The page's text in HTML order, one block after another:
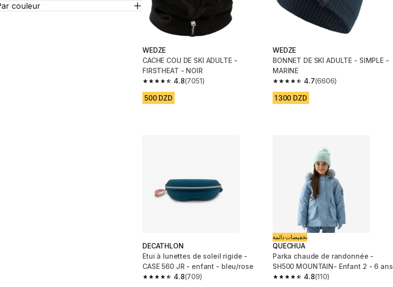
couleur
WEDZE
CACHE COU DE SKI ADULTE -
FIRSTHEAT - NOIR
4.8
4.8 out of 5 stars from 7051 reviews
(7051)
500 DZD
WEDZE
BONNET DE SKI ADULTE - SIMPLE -
MARINE
4.7
4.7 out of 5 stars from 6606 reviews
(6606)
1 300 DZD
DECATHLON
Etui à lunettes de soleil rigide -
CASE 560 JR - enfant - bleu/rose
4.8
4.8 out of 5 stars from 709 reviews
(709)
تخفيضات دائمة
QUECHUA
Parka chaude de randonnée -
SH500 MOUNTAIN- Enfant 2 - 6 ans
4.8
4.8 out of 5 stars from 110 reviews
(110)